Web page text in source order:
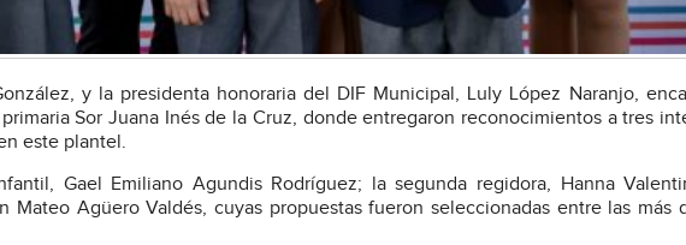
y la presidenta honoraria del DIF Municipal, Luly López Naranjo,
Sor Juana Inés de la Cruz, donde entregaron reconocimientos a tres
este plantel.
Gael Emiliano Agundis Rodríguez; la segunda regidora, Hanna
Mateo Agüero Valdés, cuyas propuestas fueron seleccionadas entre las más